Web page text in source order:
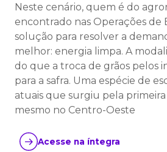
Neste cenário, quem é do
encontrado nas Operações de
solução para resolver a
melhor: energia limpa. A
do que a troca de grãos pelos
para a safra. Uma espécie de
atuais que surgiu pela
mesmo no Centro-Oeste
Acesse na íntegra